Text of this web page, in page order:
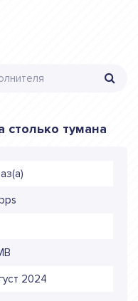
столько тумана
2024